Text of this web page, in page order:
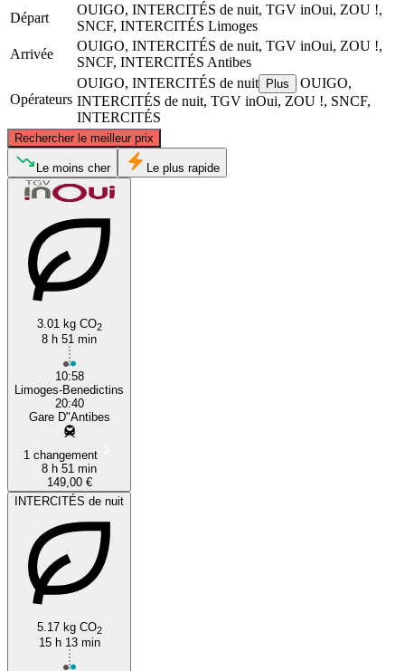
Départ
OUIGO, INTERCITÉS de nuit, TGV inOui, ZOU !,
SNCF, INTERCITÉS Limoges
Arrivée
OUIGO, INTERCITÉS de nuit, TGV inOui, ZOU !,
SNCF, INTERCITÉS Antibes
Opérateurs
OUIGO, INTERCITÉS de nuit Plus
OUIGO,
INTERCITÉS de nuit, TGV inOui, ZOU !, SNCF,
INTERCITÉS
Rechercher le meilleur prix
Limoges
Le moins cher Le plus rapide
3.01 kg CO2
8 h 51 min
10:58
Limoges-Benedictins
20:40
Gare D"Antibes
1 changement
8 h 51 min
149,00 €
INTERCITÉS de nuit
5.17 kg CO2
15 h 13 min